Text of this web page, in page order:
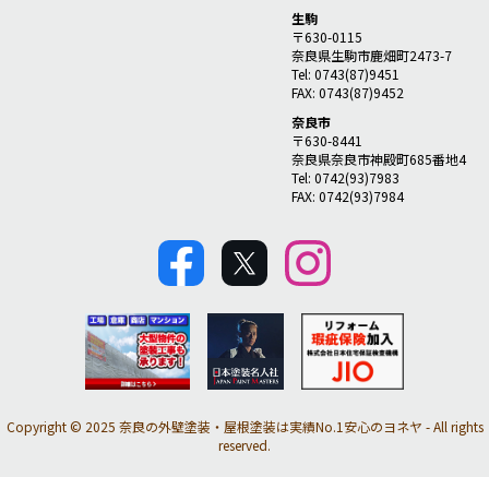
生駒
〒630-0115
奈良県生駒市鹿畑町2473-7
Tel: 0743(87)9451
FAX: 0743(87)9452
奈良市
〒630-8441
奈良県奈良市神殿町685番地4
Tel: 0742(93)7983
FAX: 0742(93)7984
Copyright © 2025 奈良の外壁塗装・屋根塗装は実績No.1安心のヨネヤ - All rights
reserved.